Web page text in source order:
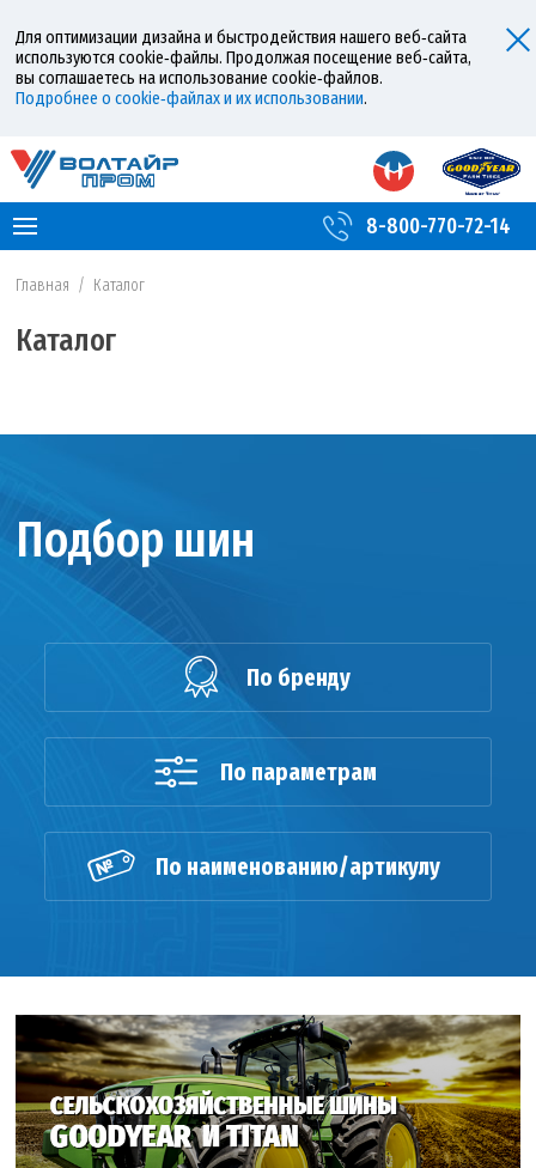
Для оптимизации дизайна и быстродействия нашего веб‑сайта
используются cookie‑файлы. Продолжая посещение веб‑сайта,
вы соглашаетесь на использование cookie‑файлов.
Подробнее о cookie‑файлах и их использовании.
8-800-770-72-14
Главная / Каталог
Каталог
Подбор шин
По бренду
По параметрам
По наименованию/артикулу